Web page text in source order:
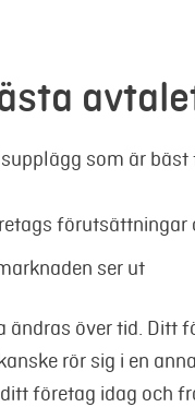
som är
förutsättningar
ser ut
ändras över tid. Ditt
rör sig i en
företag idag och